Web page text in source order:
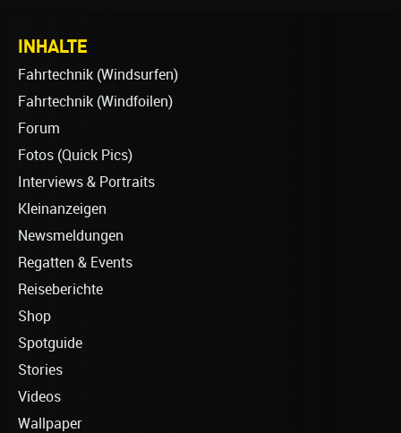
INHALTE
Fahrtechnik (Windsurfen)
Fahrtechnik (Windfoilen)
Forum
Fotos (Quick Pics)
Interviews & Portraits
Kleinanzeigen
Newsmeldungen
Regatten & Events
Reiseberichte
Shop
Spotguide
Stories
Videos
Wallpaper